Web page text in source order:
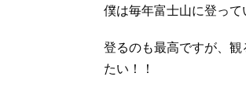
僕は毎年富士山に登って
登るのも最高ですが、
たい！！